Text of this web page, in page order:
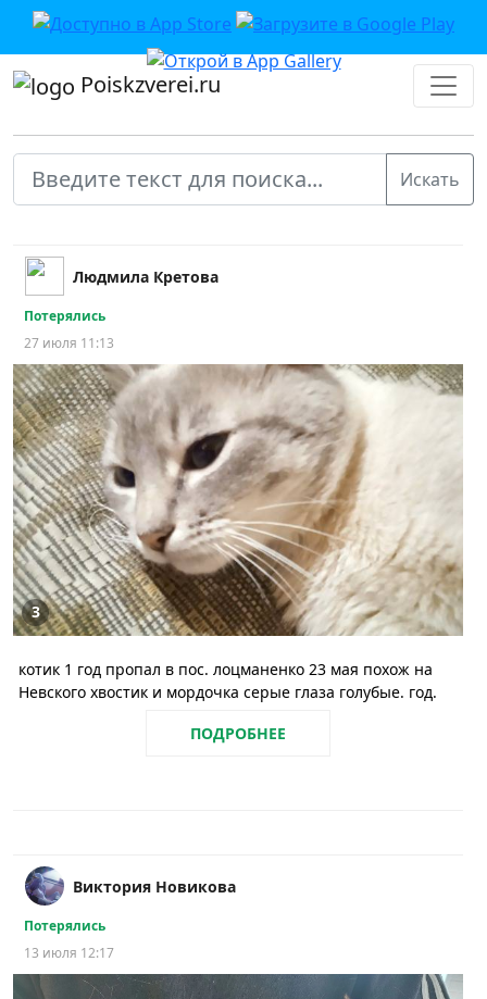
Poiskzverei.ru
Людмила Кретова
Потерялись
27 июля 11:13
3
котик 1 год пропал в пос. лоцманенко 23 мая похож на
Невского хвостик и мордочка серые глаза голубые. год.
ПОДРОБНЕЕ
Виктория Новикова
Потерялись
13 июля 12:17